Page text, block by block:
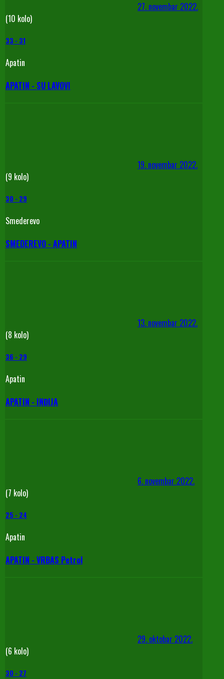
27. novembar 2022.
(10 kolo)
33 - 31
Apatin
APATIN - SU LAVOVI
19. novembar 2022.
(9 kolo)
30 - 29
Smederevo
SMEDEREVO - APATIN
13. novembar 2022.
(8 kolo)
36 - 29
Apatin
APATIN - INĐIJA
6. novembar 2022.
(7 kolo)
25 - 24
Apatin
APATIN - VRBAS Petrol
29. oktobar 2022.
(6 kolo)
30 - 27